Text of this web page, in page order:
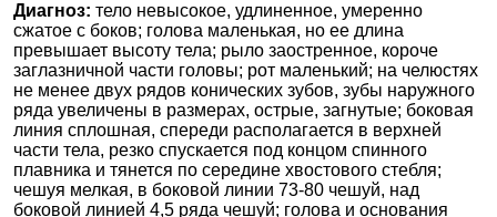
Диагноз: тело невысокое, удлиненное, умеренно
сжатое с боков; голова маленькая, но ее длина
превышает высоту тела; рыло заостренное, короче
заглазничной части головы; рот маленький; на челюстях
не менее двух рядов конических зубов, зубы наружного
ряда увеличены в размерах, острые, загнутые; боковая
линия сплошная, спереди располагается в верхней
части тела, резко спускается под концом спинного
плавника и тянется по середине хвостового стебля;
чешуя мелкая, в боковой линии 73-80 чешуй, над
боковой линией 4,5 ряда чешуй; голова и основания